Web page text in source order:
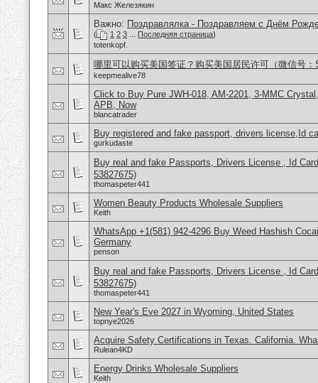
Макс Железякин
Важно: Поздравлялка - Поздравляем с Днём
( 1 2 3 Последняя страница)
totenkopf.
哪里可以购买美国签证？购买美国居民许可（微信号：
keepmealive78
Click to Buy Pure JWH-018, AM-2201, 3-MMC
APB, Now
blancatrader
Buy registered and fake passport, drivers license,Id
gurkudaste
Buy real and fake Passports, Drivers License , Id
53827675)
thomaspeter441
Women Beauty Products Wholesale Suppliers
Keith
WhatsApp +1(581) 942-4296 Buy Weed Hashish
Germany
penson
Buy real and fake Passports, Drivers License , Id
53827675)
thomaspeter441
New Year's Eve 2027 in Wyoming, United States
topnye2026
Acquire Safety Certifications in Texas. California.
Rulean4KD
Energy Drinks Wholesale Suppliers
Keith